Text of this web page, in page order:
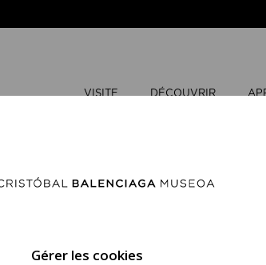
VISITE DÉCOUVRIR
Gérer les cookies